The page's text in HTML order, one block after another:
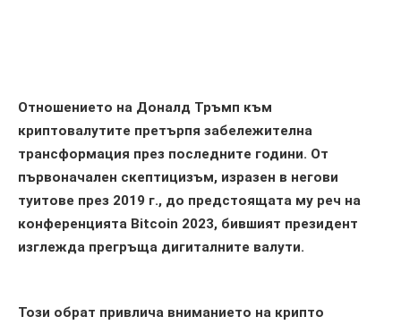
Отношението на Доналд Тръмп към
криптовалутите претърпя забележителна
трансформация през последните години. От
първоначален скептицизъм, изразен в негови
туитове през 2019 г., до предстоящата му реч на
конференцията Bitcoin 2023, бившият президент
изглежда прегръща дигиталните валути.
Този обрат привлича вниманието на крипто